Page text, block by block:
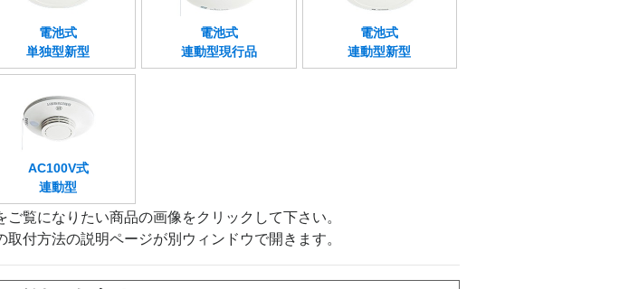
電池式
単独型新型
電池式
連動型現行品
電池式
連動型新型
AC100V式
連動型
ご覧になりたい商品の画像をクリックして下さい。
取付方法の説明ページが別ウィンドウで開きます。